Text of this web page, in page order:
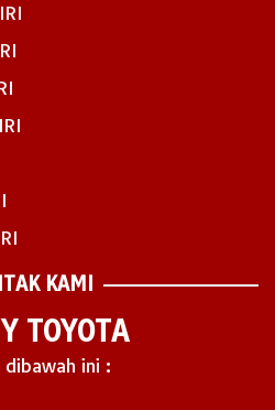
KAMI
TOYOTA
dibawah ini :